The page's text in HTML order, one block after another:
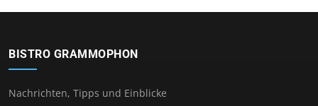
BISTRO GRAMMOPHON
Nachrichten, Tipps und Einblicke